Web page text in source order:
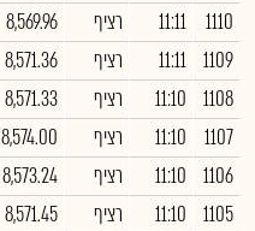
1110
11:11 רציף 8,569.96
1109
11:11 רציף 8,571.36
1108
11:10 רציף 8,571.33
1107
11:10 רציף 8,574.00
1106
11:10 רציף 8,573.24
1105
11:10 רציף 8,571.45